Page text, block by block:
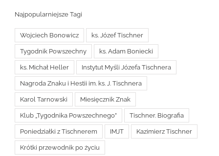
Najpopularniejsze Tagi
Wojciech Bonowicz ks. Józef Tischner
Tygodnik Powszechny ks. Adam Boniecki
ks. Michał Heller Instytut Myśli Józefa Tischnera
Nagroda Znaku i Hestii im. ks. J. Tischnera
Karol Tarnowski Miesięcznik Znak
Klub „Tygodnika Powszechnego” Tischner. Biografia
Poniedziałki z Tischnerem IMJT Kazimierz Tischner
Krótki przewodnik po życiu